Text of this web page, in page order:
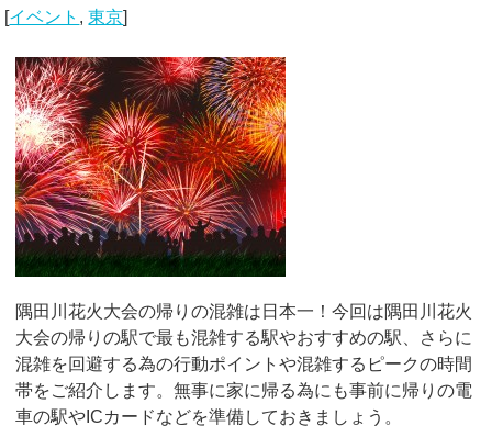
[イベント ,東京]
隅田川花火大会の帰りの混雑は日本一！今回は隅田川花火
大会の帰りの駅で最も混雑する駅やおすすめの駅、さらに
混雑を回避する為の行動ポイントや混雑するピークの時間
帯をご紹介します。無事に家に帰る為にも事前に帰りの電
車の駅やICカードなどを準備しておきましょう。